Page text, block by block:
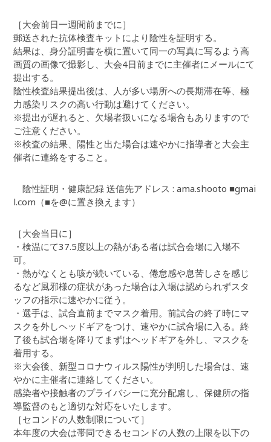
［大会前日一週間前までに］
郵送された抗体検査キットにより陰性を証明する。
結果は、身分証明書を横に置いて同一の写真に写るよう高
画質の画像で撮影し、大会4日前までに主催者にメールにて
提出する。
陰性検査結果提出後は、人が多い場所への長期滞在等、極
力感染リスクの高い行動は避けてください。
※提出が遅れると、欠場者扱いになる場合もありますので
ご注意ください。
※検査の結果、陽性と出た場合は速やかに指導者と大会主
催者に連絡をすること。
陰性証明・健康記録 送信先アドレス : ama.shooto ■gmai
l.com（■を@に置き換えます）
［大会当日に］
・検温にて37.5度以上の熱がある者は試合会場に入場不
可。
・熱がなくとも咳が続いている、倦怠感や息苦しさを感じ
るなど風邪様の症状があった場合は入場は認められずスタ
ッフの指示に速やかに従う。
・選手は、試合直前までマスク着用。前試合の終了時にマ
スクを外しヘッドギアをつけ、速やかに試合場に入る。終
了後も試合場を降りてまずはヘッドギアを外し、マスクを
着用する。
※大会後、新型コロナウィルス陽性が判明した場合は、速
やかに主催者に連絡してください。
感染者や接触者のプライバシーに充分配慮し、保健所の指
導監督のもと適切な対応をいたします。
［セコンドの人数制限について］
本年度の大会は帯同できるセコンドの人数の上限を以下の